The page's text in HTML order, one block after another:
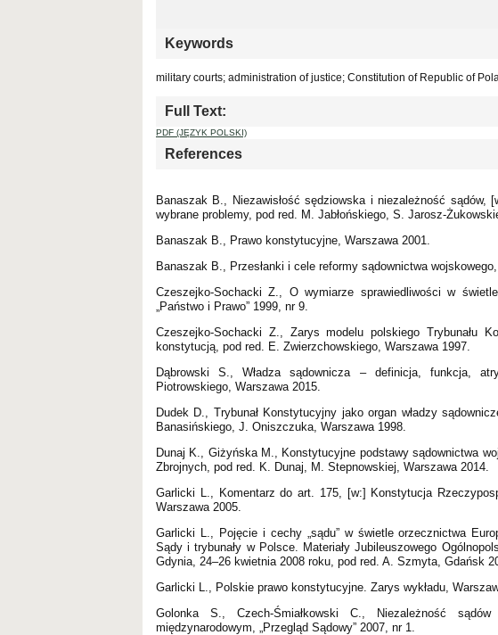
Keywords
military courts; administration of justice; Constitution of Republic of
Full Text:
PDF (JĘZYK POLSKI)
References
Banaszak B., Niezawisłość sędziowska i niezależność
wybrane problemy, pod red. M. Jabłońskiego, S. Jarosz-
Banaszak B., Prawo konstytucyjne, Warszawa 2001.
Banaszak B., Przesłanki i cele reformy sądownictwa wojskowego,
Czeszejko-Sochacki Z., O wymiarze sprawiedliwości w
„Państwo i Prawo” 1999, nr 9.
Czeszejko-Sochacki Z., Zarys modelu polskiego Trybunału
konstytucją, pod red. E. Zwierzchowskiego, Warszawa 1997.
Dąbrowski S., Władza sądownicza – definicja, funkcja,
Piotrowskiego, Warszawa 2015.
Dudek D., Trybunał Konstytucyjny jako organ władzy
Banasińskiego, J. Oniszczuka, Warszawa 1998.
Dunaj K., Giżyńska M., Konstytucyjne podstawy sądownictwa
Zbrojnych, pod red. K. Dunaj, M. Stepnowskiej, Warszawa 2014.
Garlicki L., Komentarz do art. 175, [w:] Konstytucja
Warszawa 2005.
Garlicki L., Pojęcie i cechy „sądu” w świetle orzecznictwa
Sądy i trybunały w Polsce. Materiały Jubileuszowego
Gdynia, 24–26 kwietnia 2008 roku, pod red. A. Szmyta, Gdańsk
Garlicki L., Polskie prawo konstytucyjne. Zarys wykładu,
Golonka S., Czech-Śmiałkowski C., Niezależność
międzynarodowym, „Przegląd Sądowy” 2007, nr 1.